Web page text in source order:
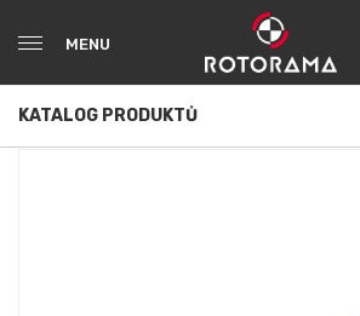
MENU
KATALOG PRODUKTŮ